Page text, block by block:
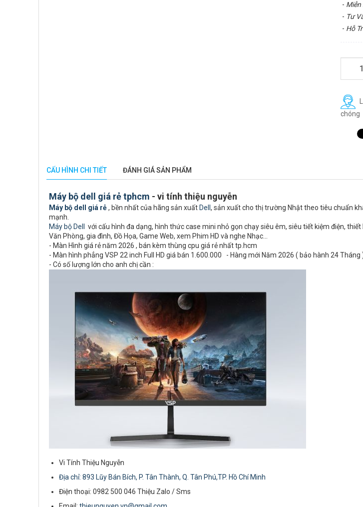
- Miễn
- Tư
- Hỗ
chóng
CẤU HÌNH CHI TIẾT ĐÁNH GIÁ SẢN PHẨM
Máy bộ dell giá rẻ tphcm - vi tính thiệu nguyễn
Máy bộ dell giá rẻ, bền nhất của hãng sản xuất Dell , sản xuất cho thị trường Nhật theo tiêu chuẩn
mạnh.
Máy bộ Dell
với cấu hình đa dạng, hình thức case mini nhỏ gọn chạy siêu êm, siêu tiết kiệm điện,
Văn Phòng, gia đình, Đồ Họa, Game Web, xem Phim HD và nghe Nhạc…
- Màn Hình giá rẻ năm 2026 , bán kèm thùng cpu giá rẻ nhất tp.hcm
- Màn hình phẳng VSP 22 inch Full HD giá bán 1.600.000 - Hàng mới Năm 2026 ( bảo hành 24 Tháng
- Có số lượng lớn cho anh chị cần :
Vi Tính Thiệu Nguyễn
Địa chỉ: 893 Lũy Bán Bích, P. Tân Thành, Q. Tân Phú,TP. Hồ Chí Minh
Điện thoại: 0982 500 046 Thiệu Zalo / Sms